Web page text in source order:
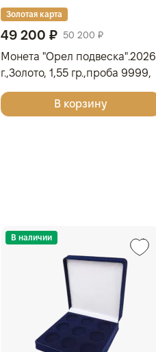
Золотая карта
49 200 ₽ 50 200 ₽
Монета "Орел подвеска".2026
г.,Золото, 1,55 гр.,проба 9999,
СОЛОМОНОВЫ ОСТРОВА
В корзину
В наличии